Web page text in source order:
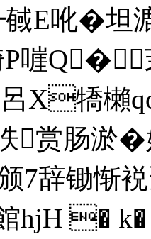
E吪�
P嘊
X犞櫴
赏肠淤�
7辞锄惭
hjH � k�